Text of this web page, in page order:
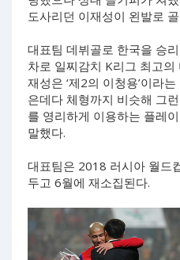
도사리던 이재성이 왼발로
대표팀 데뷔골로 한국을 승
차로 일찌감치 K리그 최고
재성은 ‘제2의 이청용’이라
은데다 체형까지 비슷해 그
를 영리하게 이용하는 플레
말했다.
대표팀은 2018 러시아 월드
두고 6월에 재소집된다.